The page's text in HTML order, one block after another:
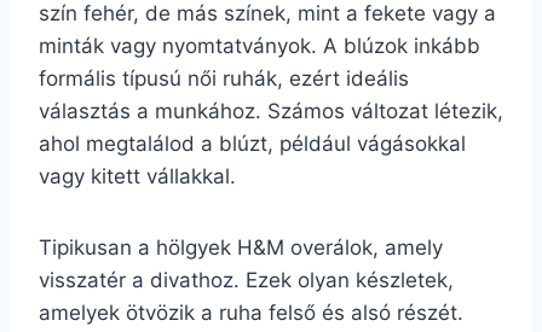
szín fehér, de más színek, mint a fekete vagy a
minták vagy nyomtatványok. A blúzok inkább
formális típusú női ruhák, ezért ideális
választás a munkához. Számos változat létezik,
ahol megtalálod a blúzt, például vágásokkal
vagy kitett vállakkal.
Tipikusan a hölgyek H&M overálok, amely
visszatér a divathoz. Ezek olyan készletek,
amelyek ötvözik a ruha felső és alsó részét.